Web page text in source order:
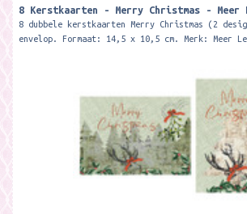
8 Kerstkaarten - Merry Christmas - Meer
8 dubbele kerstkaarten Merry Christmas (2
envelop. Formaat: 14,5 x 10,5 cm. Merk: Meer